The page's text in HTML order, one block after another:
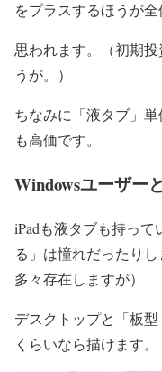
をプラスするほうが
思われます。（初期
うが。）
ちなみに「液タブ」
も高価です。
Windowsユーザー
iPadも液タブも持っ
る」は憧れだったりし
多々存在しますが）
デスクトップと「板
くらいなら描けます。